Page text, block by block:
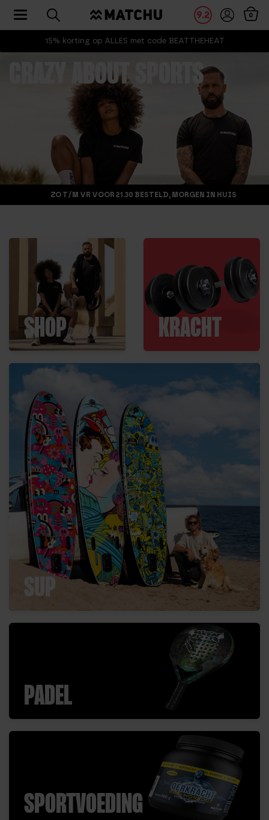
15% korting op ALLES met code BEATTHEHEAT
9.2 0
Toggle navigation
CRAZY ABOUT SPORTS
ZO T/M VR VOOR 21.30 BESTELD, MORGEN IN HUIS
SHOP KRACHT
SUP
PADEL
SPORTVOEDING